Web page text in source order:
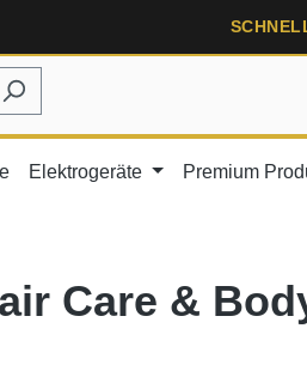
Elektrogeräte Premium
Care &